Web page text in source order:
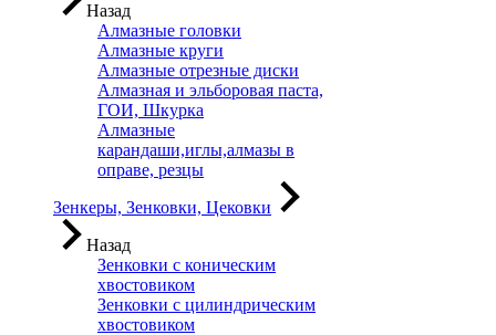
Назад
Алмазные головки
Алмазные круги
Алмазные отрезные диски
Алмазная и эльборовая паста,
ГОИ, Шкурка
Алмазные
карандаши,иглы,алмазы в
оправе, резцы
Зенкеры, Зенковки, Цековки
Назад
Зенковки с коническим
хвостовиком
Зенковки с цилиндрическим
хвостовиком